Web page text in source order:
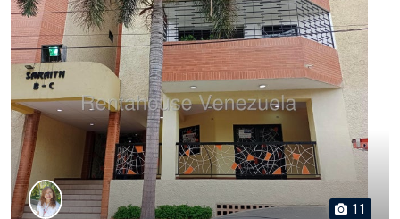
11